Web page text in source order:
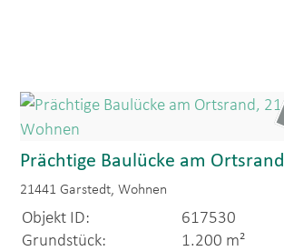
Prächtige Baulücke am Ortsrand
21441 Garstedt, Wohnen
Objekt ID:
617530
Grundstück:
1.200 m²